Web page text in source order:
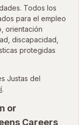
Todos los
para el empleo
orientación
discapacidad,
protegidas
Justas del
para ver la
.
or
Careers